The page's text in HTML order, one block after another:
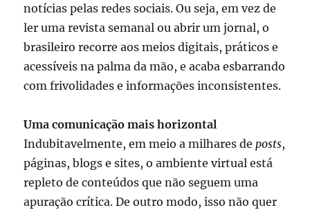
notícias pelas redes sociais. Ou seja, em vez de
ler uma revista semanal ou abrir um jornal, o
brasileiro recorre aos meios digitais, práticos e
acessíveis na palma da mão, e acaba esbarrando
com frivolidades e informações inconsistentes.
Uma comunicação mais horizontal
Indubitavelmente, em meio a milhares deposts,
páginas, blogs e sites, o ambiente virtual está
repleto de conteúdos que não seguem uma
apuração crítica. De outro modo, isso não quer